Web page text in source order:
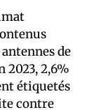
de
2023, 2,6%
étiquetés
contre